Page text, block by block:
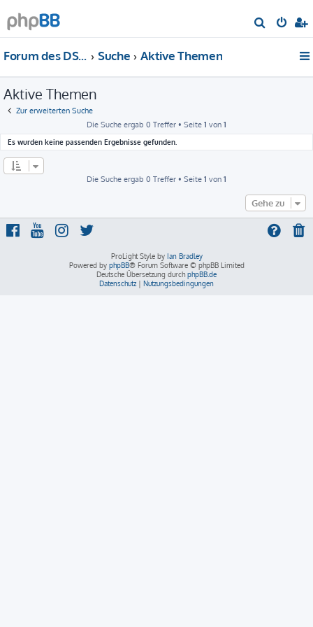
u
Forum des DS-Club Deutschland e.V. Suche Aktive Themen
Aktive Themen
Zur erweiterten Suche
Die Suche ergab 0 Treffer • Seite 1 von 1
Es wurden keine passenden Ergebnisse gefunden.
Die Suche ergab 0 Treffer • Seite 1 von 1
Gehe zu
ProLight Style by Ian Bradley
Powered by phpBB® Forum Software © phpBB Limited
Deutsche Übersetzung durch phpBB.de
Datenschutz | Nutzungsbedingungen